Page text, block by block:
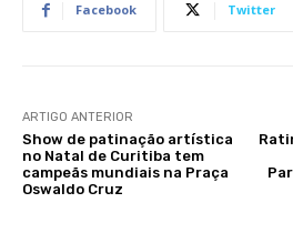
Facebook Twitter
ARTIGO ANTERIOR
Show de patinação artística
no Natal de Curitiba tem
campeãs mundiais na Praça
Oswaldo Cruz